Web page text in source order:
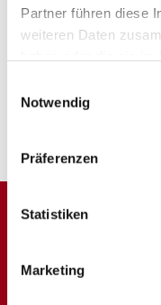
Partner führen diese
weiteren Daten
Notwendig
Präferenzen
Statistiken
Marketing